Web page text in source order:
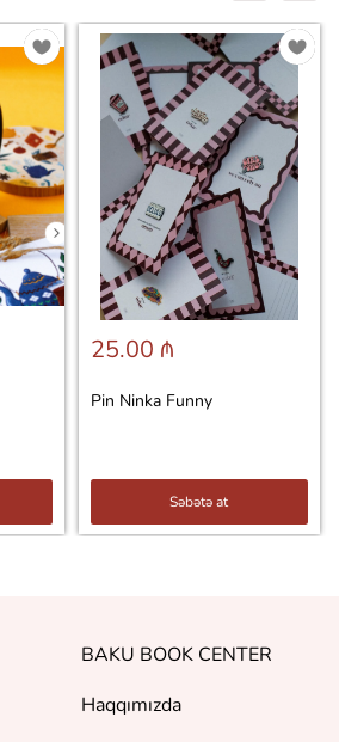
25.00 ₼
Pin Ninka Funny
Səbətə at
BAKU BOOK CENTER
Haqqımızda